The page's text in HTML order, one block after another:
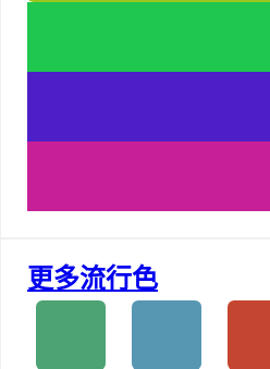
更多流行色